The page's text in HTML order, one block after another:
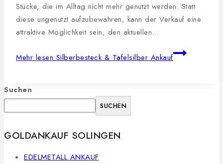
Stücke, die im Alltag nicht mehr genutzt werden. Statt
diese ungenutzt aufzubewahren, kann der Verkauf eine
attraktive Möglichkeit sein, den aktuellen…
Mehr lesen Silberbesteck & Tafelsilber Ankauf
Suchen
SUCHEN
GOLDANKAUF SOLINGEN
EDELMETALL ANKAUF